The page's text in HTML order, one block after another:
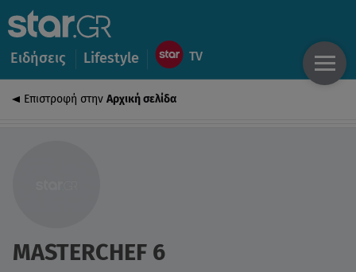
Ειδήσεις Lifestyle
Επιστροφή στην Αρχική σελίδα
MASTERCHEF 6